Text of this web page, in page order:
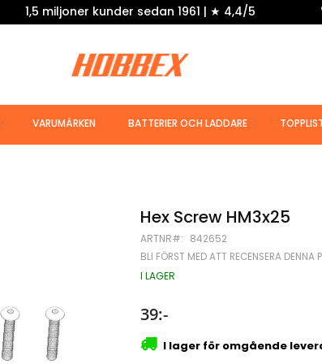
1,5 miljoner kunder sedan 1961 | ★ 4,4/5
VARUMÄRKEN BATTERIER OCH LADDARE
Hex Screw HM3x25
ARTNR 842652
BLI FÖRST MED ATT RECENSERA DENNA
I LAGER
39:-
I lager för omgående